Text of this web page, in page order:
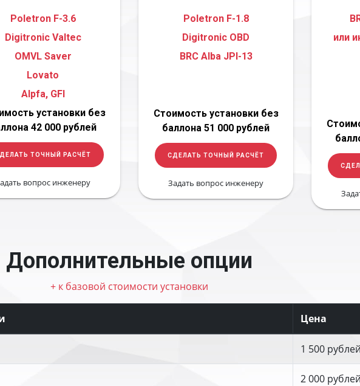
Poletron F-3.6
Digitronic Valtec
OMVL Saver
Lovato
Alpfa, GFI
установки без
42 000 рублей
ТОЧНЫЙ РАСЧЁТ
вопрос инженеру
Poletron F-1.8
Digitronic OBD
BRC Alba JPI-13
Стоимость установки без
баллона 51 000 рублей
СДЕЛАТЬ ТОЧНЫЙ РАСЧЁТ
Задать вопрос инженеру
или
Дополнительные опции
+ к базовой стоимости установки
Цена
1 500 рублей
2 000 рублей